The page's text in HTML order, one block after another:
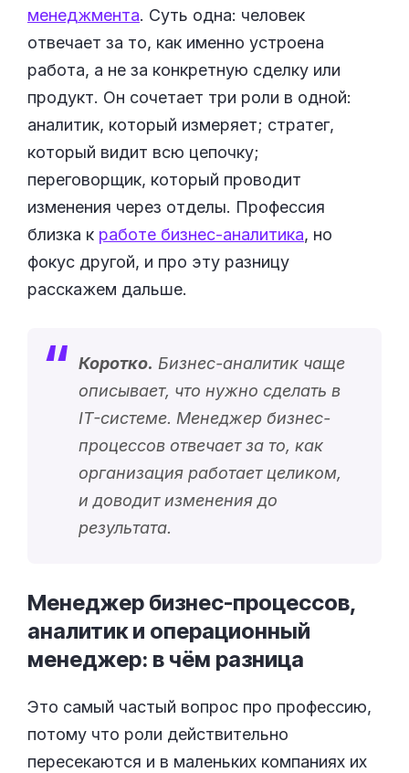
менеджмента. Суть одна: человек
отвечает за то, как именно устроена
работа, а не за конкретную сделку или
продукт. Он сочетает три роли в одной:
аналитик, который измеряет; стратег,
который видит всю цепочку;
переговорщик, который проводит
изменения через отделы. Профессия
близка к работе бизнес-аналитика, но
фокус другой, и про эту разницу
расскажем дальше.
Коротко. Бизнес-аналитик чаще
описывает, что нужно сделать в
IT-системе. Менеджер бизнес-
процессов отвечает за то, как
организация работает целиком,
и доводит изменения до
результата.
Менеджер бизнес-процессов,
аналитик и операционный
менеджер: в чём разница
Это самый частый вопрос про профессию,
потому что роли действительно
пересекаются и в маленьких компаниях их